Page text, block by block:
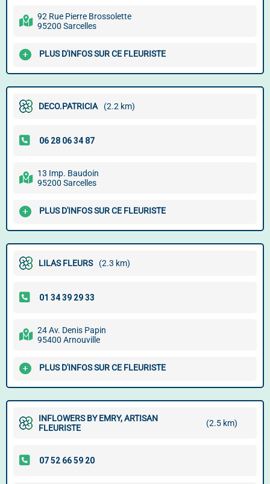
92 Rue Pierre Brossolette
95200 Sarcelles
PLUS D'INFOS SUR CE FLEURISTE
DECO.PATRICIA (2.2 km)
13 Imp. Baudoin
95200 Sarcelles
PLUS D'INFOS SUR CE FLEURISTE
LILAS FLEURS (2.3 km)
24 Av. Denis Papin
95400 Arnouville
PLUS D'INFOS SUR CE FLEURISTE
INFLOWERS BY EMRY, ARTISAN
FLEURISTE
(2.5 km)